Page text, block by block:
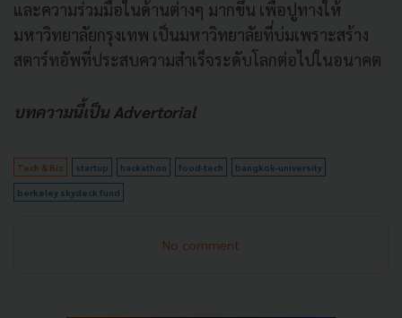
และความร่วมมือในด้านต่างๆ มากขึ้น เพื่อปูทางให้
มหาวิทยาลัยกรุงเทพ เป็นมหาวิทยาลัยที่บ่มเพราะสร้าง
สตาร์ทอัพที่ประสบความสำเร็จระดับโลกต่อไปในอนาคต
บทความนี้เป็น Advertorial
Tech & Biz startup hackathon food-tech bangkok-university
berkeley skydeck fund
No comment